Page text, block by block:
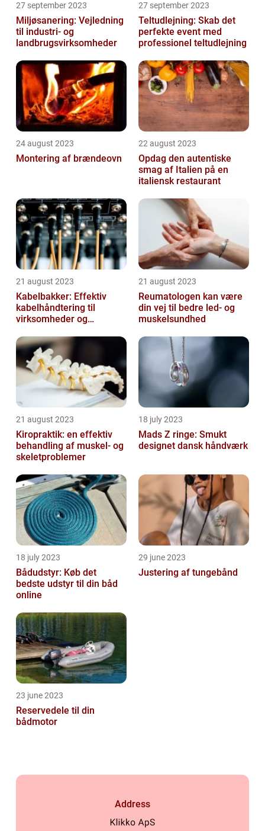
27 september 2023
Miljøsanering: Vejledning
til industri- og
landbrugsvirksomheder
27 september 2023
Teltudlejning: Skab det
perfekte event med
professionel teltudlejning
24 august 2023
Montering af brændeovn
22 august 2023
Opdag den autentiske
smag af Italien på en
italiensk restaurant
21 august 2023
Kabelbakker: Effektiv
kabelhåndtering til
virksomheder og
21 august 2023
Reumatologen kan være
din vej til bedre led- og
muskelsundhed
21 august 2023
Kiropraktik: en effektiv
behandling af muskel- og
skeletproblemer
18 july 2023
Mads Z ringe: Smukt
designet dansk håndværk
18 july 2023
Bådudstyr: Køb det
bedste udstyr til din båd
online
29 june 2023
Justering af tungebånd
23 june 2023
Reservedele til din
bådmotor
Address